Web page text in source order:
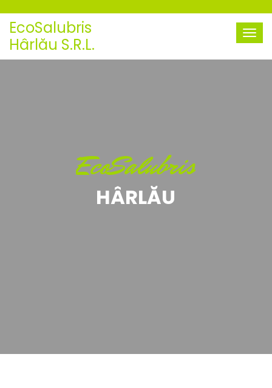
EcoSalubris
Hârlău S.R.L.
EcoSalubris
HÂRLĂU